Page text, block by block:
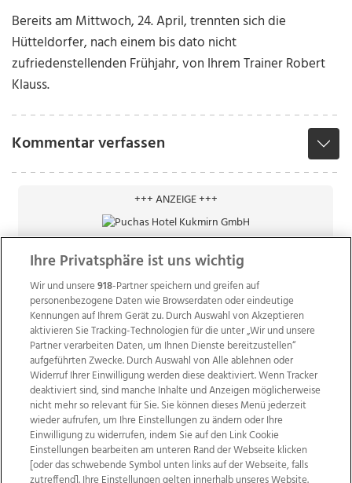
Bereits am Mittwoch, 24. April, trennten sich die
Hütteldorfer, nach einem bis dato nicht
zufriedenstellenden Frühjahr, von Ihrem Trainer Robert
Klauss.
Kommentar verfassen
+++ ANZEIGE +++
Wir über uns Mediadaten Kontakt
Jobs
Ihre Privatsphäre ist uns wichtig
Wir und unsere918-Partner speichern und greifen auf
personenbezogene Daten wie Browserdaten oder eindeutige
Kennungen auf Ihrem Gerät zu. Durch Auswahl von Akzeptieren
aktivieren Sie Tracking-Technologien für die unter „Wir und unsere
Partner verarbeiten Daten, um Ihnen Dienste bereitzustellen“
aufgeführten Zwecke. Durch Auswahl von Alle ablehnen oder
Widerruf Ihrer Einwilligung werden diese deaktiviert. Wenn Tracker
deaktiviert sind, sind manche Inhalte und Anzeigen möglicherweise
nicht mehr so relevant für Sie. Sie können dieses Menü jederzeit
wieder aufrufen, um Ihre Einstellungen zu ändern oder Ihre
Einwilligung zu widerrufen, indem Sie auf den Link Cookie
Einstellungen bearbeiten am unteren Rand der Webseite klicken
[oder das schwebende Symbol unten links auf der Webseite, falls